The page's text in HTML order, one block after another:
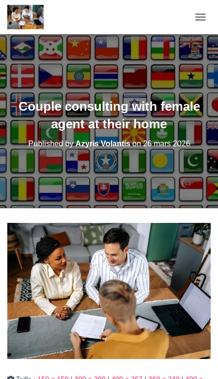
Couple consulting with female
agent at their home
Published byAzyris Volantison26 mars 2026